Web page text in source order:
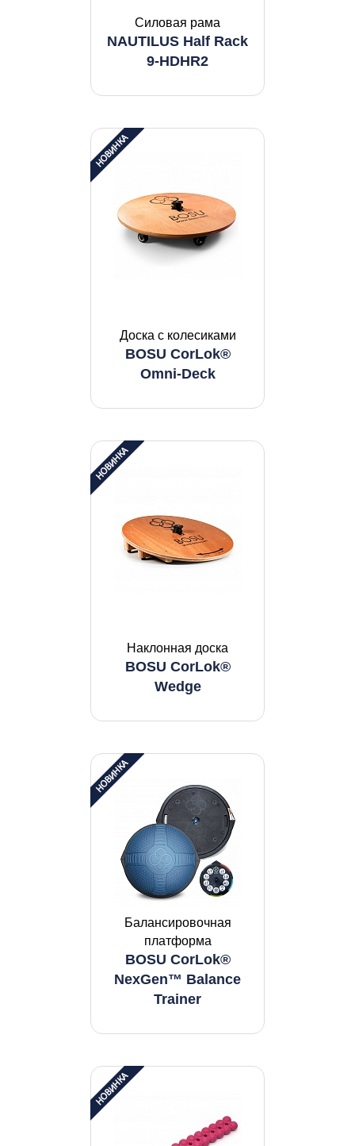
Силовая рама
NAUTILUS Half Rack
9-HDHR2
Доска с колесиками
BOSU CorLok®
Omni-Deck
Наклонная доска
BOSU CorLok®
Wedge
Балансировочная
платформа
BOSU CorLok®
NexGen™ Balance
Trainer